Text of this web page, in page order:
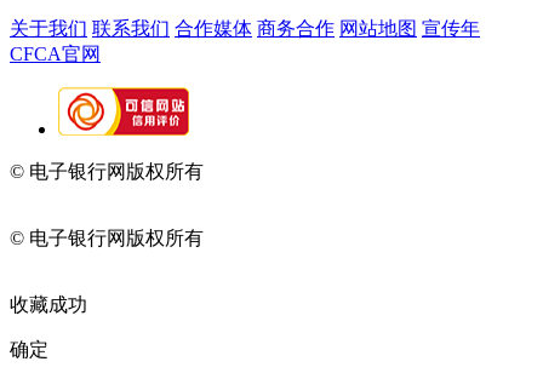
关于我们 联系我们 合作媒体 商务合作 网站地图 宣传年
CFCA官网
© 电子银行网版权所有
© 电子银行网版权所有
收藏成功
确定